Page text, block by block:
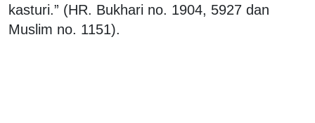
kasturi.” (HR. Bukhari no. 1904, 5927 dan
Muslim no. 1151).